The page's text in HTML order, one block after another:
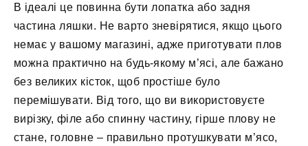
В ідеалі це повинна бути лопатка або задня
частина ляшки. Не варто зневірятися, якщо цього
немає у вашому магазині, адже приготувати плов
можна практично на будь-якому м’ясі, але бажано
без великих кісток, щоб простіше було
перемішувати. Від того, що ви використовуєте
вирізку, філе або спинну частину, гірше плову не
стане, головне – правильно протушкувати м’ясо,